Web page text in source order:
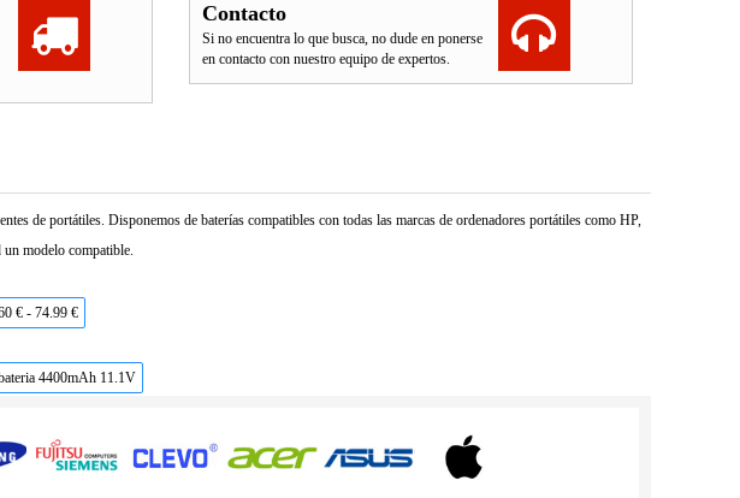
Contacto
Si no encuentra lo que busca, no dude en ponerse
en contacto con nuestro equipo de expertos.
de portátiles. Disponemos de baterías compatibles con todas las marcas de ordenadores portátiles como HP,
modelo compatible.
€ - 74.99 €
4400mAh 11.1V